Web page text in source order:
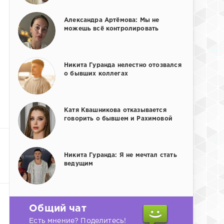
Александра Артёмова: Мы не
можешь всё контролировать
Никита Гуранда нелестно отозвался
о бывших коллегах
Катя Квашникова отказывается
говорить о бывшем и Рахимовой
Никита Гуранда: Я не мечтал стать
ведущим
Общий чат
Есть мнение? Поделитесь!